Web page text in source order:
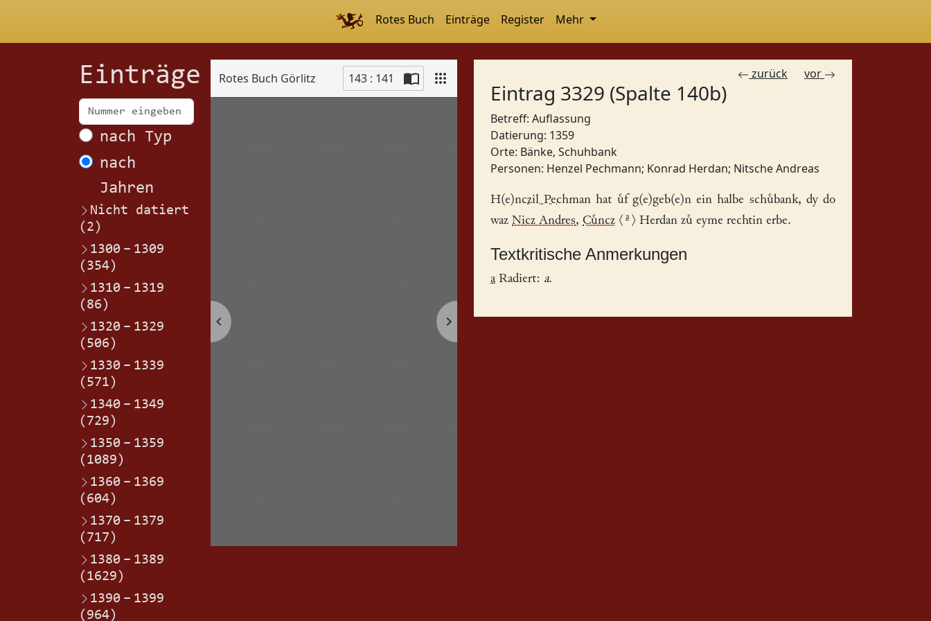
Rotes Buch Einträge Register Mehr
Einträge
nach Typ
nach
Jahren
Nicht datiert
(2)
1300 – 1309
(354)
1310 – 1319
(86)
1320 – 1329
(506)
1330 – 1339
(571)
1340 – 1349
(729)
1350 – 1359
(1089)
1360 – 1369
(604)
1370 – 1379
(717)
1380 – 1389
(1629)
1390 – 1399
(964)
Rotes Buch Görlitz 143 : 141 zurück vor
Eintrag 3329 (Spalte 140b)
Betreff: Auflassung
Datierung: 1359
Orte: Bänke, Schuhbank
Personen: Henzel Pechmann; Konrad Herdan; Nitsche Andreas
H(e)nczil Pechman hat f g(e)geb(e)n ein halbe schbank, dy do
waz Nicz Andres, Cncz ⟨ a ⟩Herdan z eyme rechtin erbe.
Textkritische Anmerkungen
aRadiert: a.